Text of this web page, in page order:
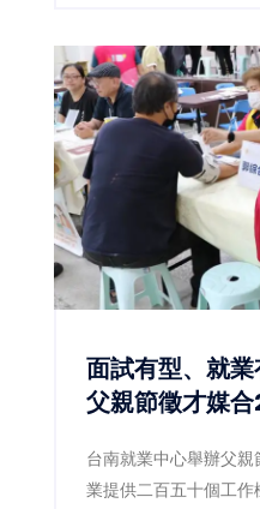
賽總冠軍的製作工藝
至9月30日於飯店一樓
麵包，不僅帶來享譽
更搶先日本市場推出
葡萄彎月可頌」，以
司」，讓台灣消費者
面試有型、就業有薪 台南
父親節徵才媒
台南就業中心舉辦父
業提供二百五十個工